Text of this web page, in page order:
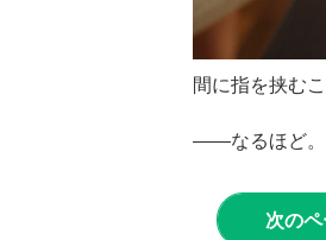
間に指を挟む
――なるほど。
次の